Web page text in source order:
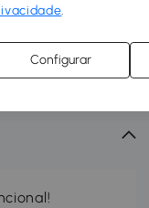
.
Configurar